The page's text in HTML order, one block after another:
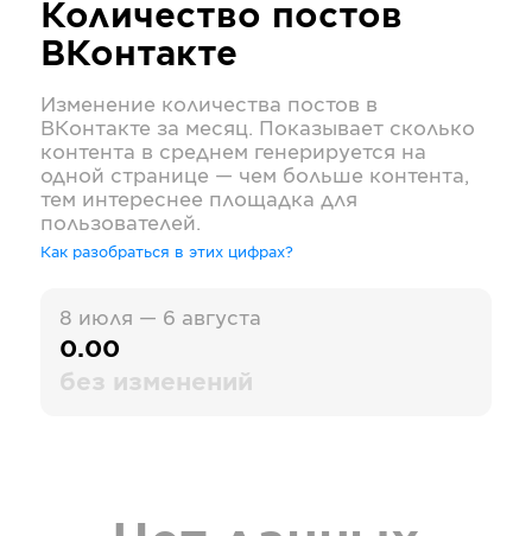
Количество постов
ВКонтакте
Изменение количества постов в
ВКонтакте за месяц. Показывает сколько
контента в среднем генерируется на
одной странице — чем больше контента,
тем интереснее площадка для
пользователей.
Как разобраться в этих цифрах?
8 июля — 6 августа
0.00
без изменений